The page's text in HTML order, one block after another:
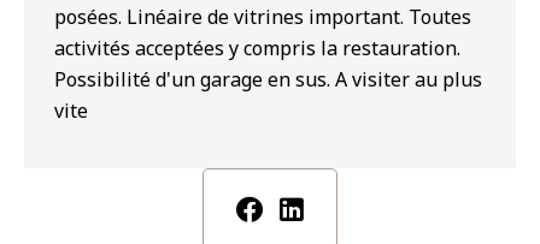
posées. Linéaire de vitrines important. Toutes
activités acceptées y compris la restauration.
Possibilité d'un garage en sus. A visiter au plus
vite